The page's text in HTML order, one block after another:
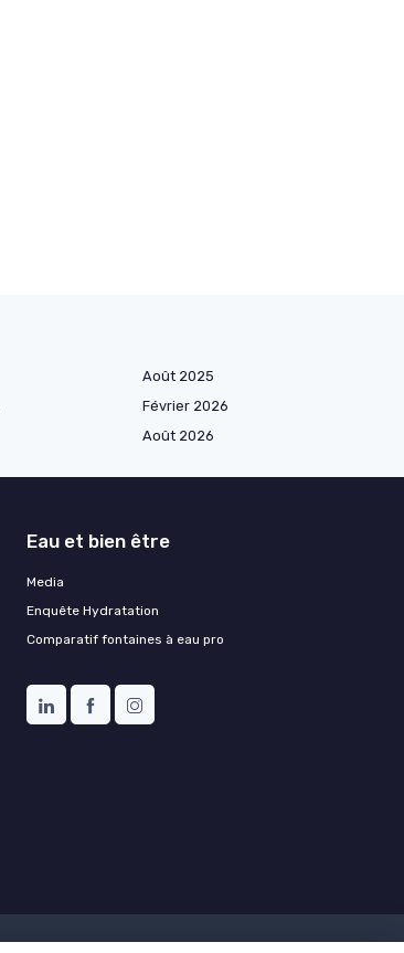
Août 2025
Février 2026
Août 2026
Eau et bien être
Media
Enquête Hydratation
Comparatif fontaines à eau pro